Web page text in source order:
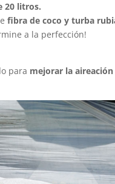
20 litros.
fibra de coco y turba
a la perfección!
para mejorar la